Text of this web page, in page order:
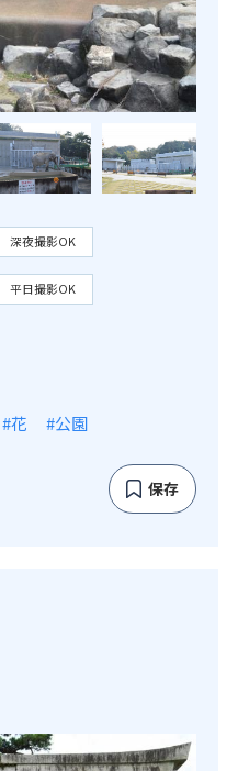
深夜撮影OK
平日撮影OK
#花 #公園
保存